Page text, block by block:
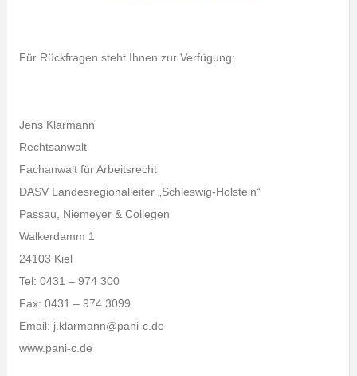
Für Rückfragen steht Ihnen zur Verfügung:
Jens Klarmann
Rechtsanwalt
Fachanwalt für Arbeitsrecht
DASV Landesregionalleiter „Schleswig-Holstein“
Passau, Niemeyer & Collegen
Walkerdamm 1
24103 Kiel
Tel: 0431 – 974 300
Fax: 0431 – 974 3099
Email: j.klarmann@pani-c.de
www.pani-c.de